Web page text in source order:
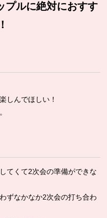
プルに絶対におすす
しんでほしい！
てくて2次会の準備ができな
ずなかなか2次会の打ち合わ